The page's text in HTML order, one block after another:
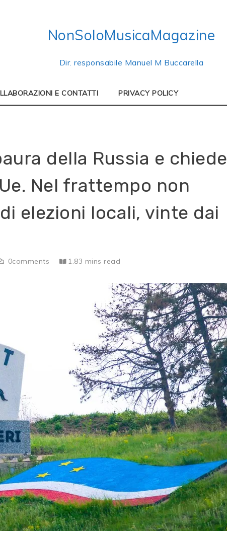
NonSoloMusicaMagazine
Dir. responsabile Manuel M Buccarella
E CONTATTI PRIVACY POLICY
della Russia e chiede
Nel frattempo non
elezioni locali, vinte dai
0comments 1.83 mins read